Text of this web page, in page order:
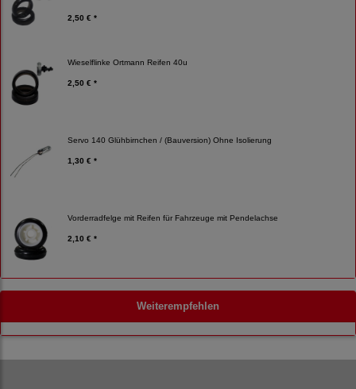
2,50 € *
Wieselflinke Ortmann Reifen 40u
2,50 € *
Servo 140 Glühbirnchen / (Bauversion) Ohne Isolierung
1,30 € *
Vorderradfelge mit Reifen für Fahrzeuge mit Pendelachse
2,10 € *
Weiterempfehlen